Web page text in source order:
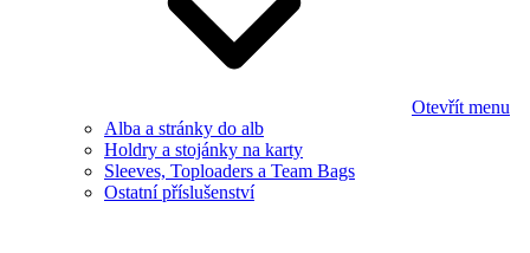
Otevřít menu
Alba a stránky do alb
Holdry a stojánky na karty
Sleeves, Toploaders a Team Bags
Ostatní příslušenství